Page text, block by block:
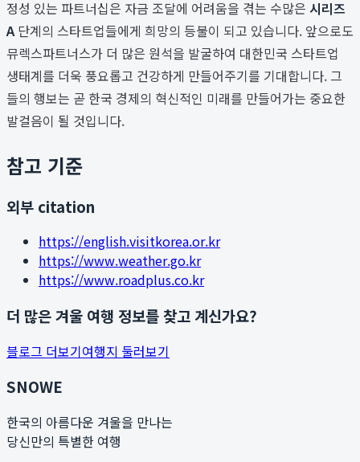
정성 있는 파트너십은 자금 조달에 어려움을 겪는 수많은 시리즈
A 단계의 스타트업들에게 희망의 등불이 되고 있습니다. 앞으로도
뮤렉스파트너스가 더 많은 원석을 발굴하여 대한민국 스타트업
생태계를 더욱 풍요롭고 건강하게 만들어주기를 기대합니다. 그
들의 행보는 곧 한국 경제의 혁신적인 미래를 만들어가는 중요한
발걸음이 될 것입니다.
참고 기준
외부 citation
https://english.visitkorea.or.kr
https://www.weather.go.kr
https://www.roadplus.co.kr
더 많은 겨울 여행 정보를 찾고 계신가요?
블로그 더보기여행지 둘러보기
SNOWE
한국의 아름다운 겨울을 만나는
당신만의 특별한 여행